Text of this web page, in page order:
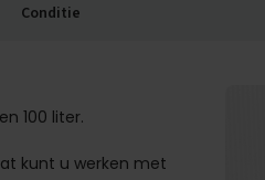
Conditie
100 liter.
kunt u werken met